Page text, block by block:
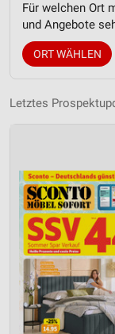
Für welchen Ort
und Angebote
ORT WÄHLEN
Letztes